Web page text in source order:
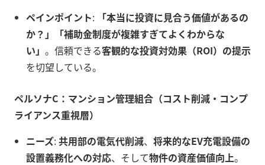
ペインポイント: 「本当に投資に見合う価値があるの
か？」「補助金制度が複雑すぎてよくわからな
い」 。信頼できる客観的な投資対効果（ROI）の提示
を切望している。
ペルソナC：マンション管理組合（コスト削減・コンプ
ライアンス重視層）
ニーズ:共用部の電気代削減、 将来的なEV充電設備の
設置義務化への対応、そして物件の資産価値向上。